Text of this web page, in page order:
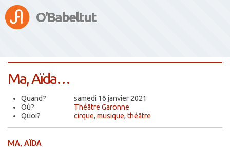
O'Babeltut
Ma, Aïda…
Quand?
samedi 16 janvier 2021
Où?
Théâtre Garonne
Quoi?
cirque, musique, théâtre
MA, AÏDA